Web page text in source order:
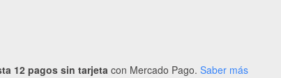
12 pagos sin tarjetacon Mercado Pago. Saber más